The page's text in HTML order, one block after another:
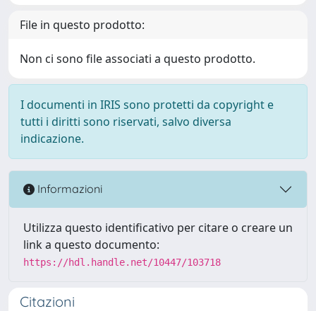
File in questo prodotto:
Non ci sono file associati a questo prodotto.
I documenti in IRIS sono protetti da copyright e
tutti i diritti sono riservati, salvo diversa
indicazione.
Informazioni
Utilizza questo identificativo per citare o creare un
link a questo documento:
https://hdl.handle.net/10447/103718
Citazioni